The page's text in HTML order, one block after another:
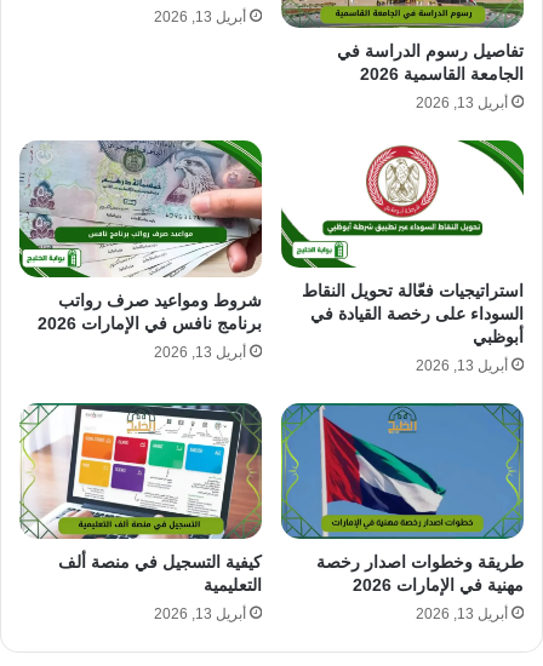
تفاصيل رسوم الدراسة في
الجامعة القاسمية 2026
أبريل 13, 2026
أبريل 13, 2026
استراتيجيات فعّالة تحويل النقاط
السوداء على رخصة القيادة في
أبوظبي
أبريل 13, 2026
شروط ومواعيد صرف رواتب
برنامج نافس في الإمارات 2026
أبريل 13, 2026
طريقة وخطوات اصدار رخصة
مهنية في الإمارات 2026
أبريل 13, 2026
كيفية التسجيل في منصة ألف
التعليمية
أبريل 13, 2026